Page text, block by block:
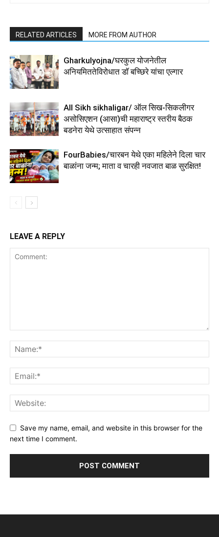
RELATED ARTICLES MORE FROM AUTHOR
Gharkulyojna/घरकुल योजनेतील
अनियमिततेविरोधात डॉ बच्छिरे यांचा एल्गार
All Sikh sikhaligar/ ऑल सिख-सिकलीगर
असोसिएशन (आसा)ची महाराष्ट्र स्तरीय बैठक
बडनेरा येथे उत्साहात संपन्न
FourBabies/चारबन येथे एका महिलेने दिला चार
बाळांना जन्म; माता व चारही नवजात बाळ सुरक्षित!
LEAVE A REPLY
Save my name, email, and website in this browser for the
next time I comment.